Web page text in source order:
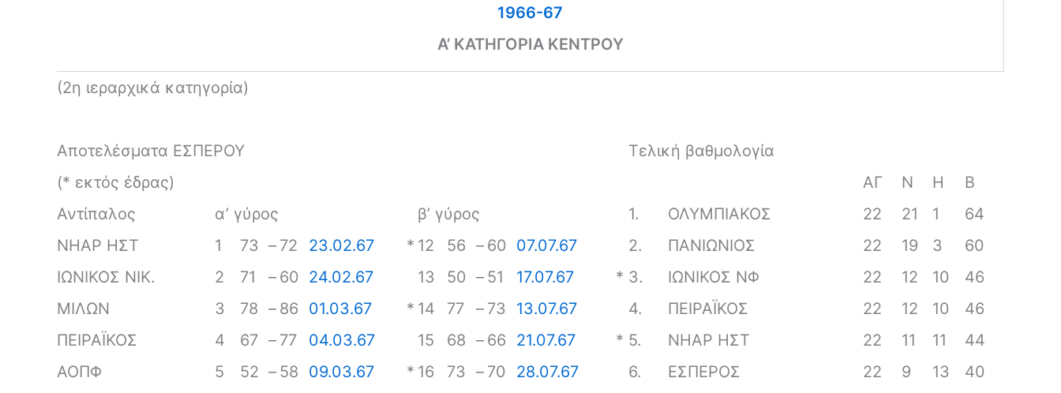
1966-67
Α’ ΚΑΤΗΓΟΡΙΑ ΚΕΝΤΡΟΥ
(2η ιεραρχικά κατηγορία)
Αποτελέσματα ΕΣΠΕΡΟΥ
Τελική βαθμολογία
(* εκτός έδρας)
ΑΓ Ν Η
Β
Αντίπαλος
α’ γύρος β’ γύρος 1. ΟΛΥΜΠΙΑΚΟΣ 22 21 1
64
ΝΗΑΡ ΗΣΤ
1 73 – 72 23.02.67 * 12 56 – 60 07.07.67 2. ΠΑΝΙΩΝΙΟΣ 22 19 3
60
ΙΩΝΙΚΟΣ ΝΙΚ.
2 71 – 60 24.02.67 13 50 – 51 17.07.67 * 3. ΙΩΝΙΚΟΣ ΝΦ 22 12 10
46
ΜΙΛΩΝ
3 78 – 86 01.03.67 * 14 77 – 73 13.07.67 4. ΠΕΙΡΑΪΚΟΣ 22 12 10
46
ΠΕΙΡΑΪΚΟΣ
4 67 – 77 04.03.67 15 68 – 66 21.07.67 * 5. ΝΗΑΡ ΗΣΤ 22 11 11
44
ΑΟΠΦ
5 52 – 58 09.03.67 * 16 73 – 70 28.07.67 6. ΕΣΠΕΡΟΣ 22 9 13
40